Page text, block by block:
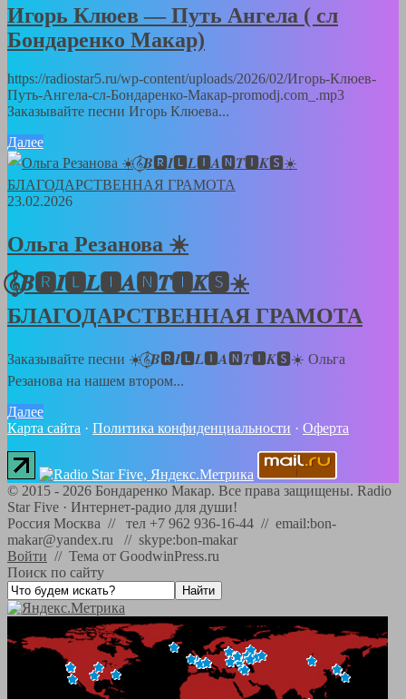
Игорь Клюев — Путь Ангела ( сл
Бондаренко Макар)
https://radiostar5.ru/wp-content/uploads/2026/02/Игорь-Клюев-
Путь-Ангела-сл-Бондаренко-Макар-promodj.com_.mp3
Заказывайте песни Игорь Клюева...
Далее
23.02.2026
Ольга Резанова ☀️
𝄞⃝𝑩🆁𝑰🅻𝑳🅸𝑨🅽𝑻🅸𝑲🆂☀️
БЛАГОДАРСТВЕННАЯ ГРАМОТА
Заказывайте песни ☀️𝄞⃝𝑩🆁𝑰🅻𝑳🅸𝑨🅽𝑻🅸𝑲🆂☀️ Ольга
Резанова на нашем втором...
Далее
Карта сайта · Политика конфиденциальности · Оферта
© 2015 - 2026 Бондаренко Макар. Все права защищены. Radio
Star Five · Интернет-радио для души!
Россия Москва // тел +7 962 936-16-44 // email:bon-
makar@yandex.ru // skype:bon-makar
Войти // Тема от GoodwinPress.ru
Поиск по сайту